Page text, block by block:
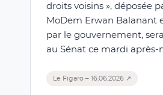
droits voisins », déposée
MoDem Erwan Balanant
par le gouvernement,
au Sénat ce mardi après-
Le Figaro – 16.06.2026 ↗